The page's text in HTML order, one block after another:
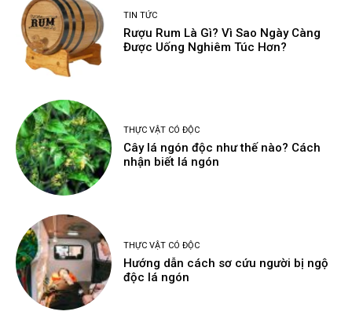
TIN TỨC
Rượu Rum Là Gì? Vì Sao Ngày Càng
Được Uống Nghiêm Túc Hơn?
THỰC VẬT CÓ ĐỘC
Cây lá ngón độc như thế nào? Cách
nhận biết lá ngón
THỰC VẬT CÓ ĐỘC
Hướng dẫn cách sơ cứu người bị ngộ
độc lá ngón